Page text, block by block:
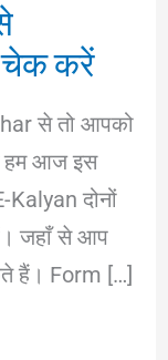
चेक करें
से तो आपको
हम आज इस
दोनों
जहाँ से आप
हैं। Form […]